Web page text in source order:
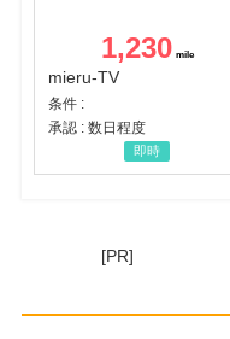
1,230
mieru-TV
条件 :
承認 : 数日程度
即時
[PR]